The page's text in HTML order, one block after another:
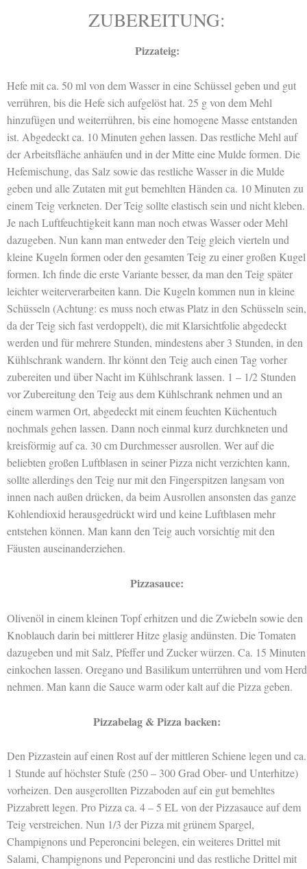
ZUBEREITUNG:
Pizzateig:
Hefe mit ca. 50 ml von dem Wasser in eine Schüssel geben und gut
verrühren, bis die Hefe sich aufgelöst hat. 25 g von dem Mehl
hinzufügen und weiterrühren, bis eine homogene Masse entstanden
ist. Abgedeckt ca. 10 Minuten gehen lassen. Das restliche Mehl auf
der Arbeitsfläche anhäufen und in der Mitte eine Mulde formen. Die
Hefemischung, das Salz sowie das restliche Wasser in die Mulde
geben und alle Zutaten mit gut bemehlten Händen ca. 10 Minuten zu
einem Teig verkneten. Der Teig sollte elastisch sein und nicht kleben.
Je nach Luftfeuchtigkeit kann man noch etwas Wasser oder Mehl
dazugeben. Nun kann man entweder den Teig gleich vierteln und
kleine Kugeln formen oder den gesamten Teig zu einer großen Kugel
formen. Ich finde die erste Variante besser, da man den Teig später
leichter weiterverarbeiten kann. Die Kugeln kommen nun in kleine
Schüsseln (Achtung: es muss noch etwas Platz in den Schüsseln sein,
da der Teig sich fast verdoppelt), die mit Klarsichtfolie abgedeckt
werden und für mehrere Stunden, mindestens aber 3 Stunden, in den
Kühlschrank wandern. Ihr könnt den Teig auch einen Tag vorher
zubereiten und über Nacht im Kühlschrank lassen. 1 – 1/2 Stunden
vor Zubereitung den Teig aus dem Kühlschrank nehmen und an
einem warmen Ort, abgedeckt mit einem feuchten Küchentuch
nochmals gehen lassen. Dann noch einmal kurz durchkneten und
kreisförmig auf ca. 30 cm Durchmesser ausrollen. Wer auf die
beliebten großen Luftblasen in seiner Pizza nicht verzichten kann,
sollte allerdings den Teig nur mit den Fingerspitzen langsam von
innen nach außen drücken, da beim Ausrollen ansonsten das ganze
Kohlendioxid herausgedrückt wird und keine Luftblasen mehr
entstehen können. Man kann den Teig auch vorsichtig mit den
Fäusten auseinanderziehen.
Pizzasauce:
Olivenöl in einem kleinen Topf erhitzen und die Zwiebeln sowie den
Knoblauch darin bei mittlerer Hitze glasig andünsten. Die Tomaten
dazugeben und mit Salz, Pfeffer und Zucker würzen. Ca. 15 Minuten
einkochen lassen. Oregano und Basilikum unterrühren und vom Herd
nehmen. Man kann die Sauce warm oder kalt auf die Pizza geben.
Pizzabelag & Pizza backen:
Den Pizzastein auf einen Rost auf der mittleren Schiene legen und ca.
1 Stunde auf höchster Stufe (250 – 300 Grad Ober- und Unterhitze)
vorheizen. Den ausgerollten Pizzaboden auf ein gut bemehltes
Pizzabrett legen. Pro Pizza ca. 4 – 5 EL von der Pizzasauce auf dem
Teig verstreichen. Nun 1/3 der Pizza mit grünem Spargel,
Champignons und Peperoncini belegen, ein weiteres Drittel mit
Salami, Champignons und Peperoncini und das restliche Drittel mit